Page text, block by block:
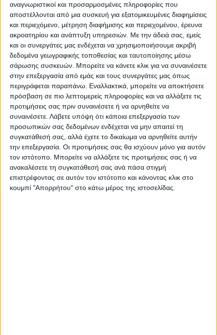
αναγνωριστικοί και προσαρμοσμένες πληροφορίες που
αποστέλλονται από μια συσκευή για εξατομικευμένες διαφημίσεις
και περιεχόμενο, μέτρηση διαφήμισης και περιεχομένου, έρευνα
ακροατηρίου και ανάπτυξη υπηρεσιών. Με την άδειά σας, εμείς
και οι συνεργάτες μας ενδέχεται να χρησιμοποιήσουμε ακριβή
δεδομένα γεωγραφικής τοποθεσίας και ταυτοποίησης μέσω
σάρωσης συσκευών. Μπορείτε να κάνετε κλικ για να συναινέσετε
στην επεξεργασία από εμάς και τους συνεργάτες μας όπως
περιγράφεται παραπάνω. Εναλλακτικά, μπορείτε να αποκτήσετε
πρόσβαση σε πιο λεπτομερείς πληροφορίες και να αλλάξετε τις
προτιμήσεις σας πριν συναινέσετε ή να αρνηθείτε να
συναινέσετε. Λάβετε υπόψη ότι κάποια επεξεργασία των
προσωπικών σας δεδομένων ενδέχεται να μην απαιτεί τη
συγκατάθεσή σας, αλλά έχετε το δικαίωμα να αρνηθείτε αυτήν
την επεξεργασία. Οι προτιμήσεις σας θα ισχύουν μόνο για αυτόν
τον ιστότοπο. Μπορείτε να αλλάξετε τις προτιμήσεις σας ή να
ανακαλέσετε τη συγκατάθεσή σας ανά πάσα στιγμή
επιστρέφοντας σε αυτόν τον ιστότοπο και κάνοντας κλικ στο
κουμπί "Απορρήτου" στο κάτω μέρος της ιστοσελίδας.
καθόλου εύκολο. Να πω πως αυτό ήταν το
τέταρτο Παγκόσμιο Πρωτάθλημα που
μετέχω. Είναι το μόνο που κέρδισα, στο
προηγούμενο ήμουν δεύτερος και στα άλλα
δεν τα πήγα καλά. Έτσι είναι ο αθλητισμός.
Θέλει εμπειρία, θέλει χρόνια και να μην το
βάζουν κάτω τα παιδιά”, σε ερώτηση για το
αν υπάρχει κίνδυνος να χάσει το κίνητρο
του, τώρα που έχει κατακτήσει όλους τους
τίτλους, είπε: “Δε χάνω ποτέ το κίνητρο μου.
Πάντα θέλω το κάτι παραπάνω. Ιδιαίτερα
στους αγώνες μεταλλίων. Εκεί θέλω να
βγάζω τον καλύτερο μου εαυτό να κυνηγάω
τα μεγάλα άλματα».